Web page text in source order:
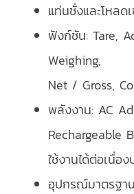
แท่นชั่งและโหล
ฟังก์ชัน: Tare,
Weighing,
Net / Gross,
พลังงาน: AC
Rechargeable
ใช้งานได้ต่อเนื่อ
อุปกรณ์มาตรฐา